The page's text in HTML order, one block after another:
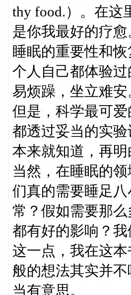
thy food.）。在
是你我最好的疗愈
睡眠的重要性和
个人自己都体验
易烦躁，坐立难
但是，科学最可
都透过妥当的实
本来就知道，再
当然，在睡眠的
们真的需要睡足
常？假如需要那
都有好的影响？
这一点，我在这
般的想法其实并
当有意思。